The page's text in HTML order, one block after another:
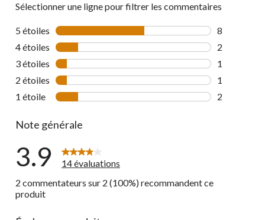
Sélectionner une ligne pour filtrer les commentaires
5 étoiles étoiles
8
8
4 étoiles étoiles
2
2
3 étoiles étoiles
1
1
2 étoiles étoiles
1
1
1 étoile étoiles
2
Note générale
3.9
14 évaluations
2 commentateurs sur 2 (100%) recommandent ce
produit